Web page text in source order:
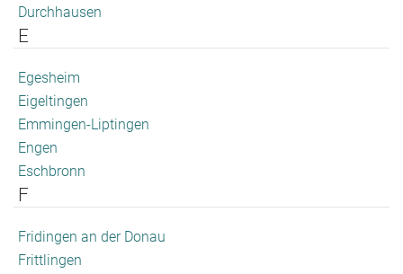
Durchhausen
E
Egesheim
Eigeltingen
Emmingen-Liptingen
Engen
Eschbronn
F
Fridingen an der Donau
Frittlingen